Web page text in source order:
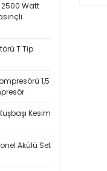
2500 Watt
T Tip
1,5
Kesim
Akülü Set